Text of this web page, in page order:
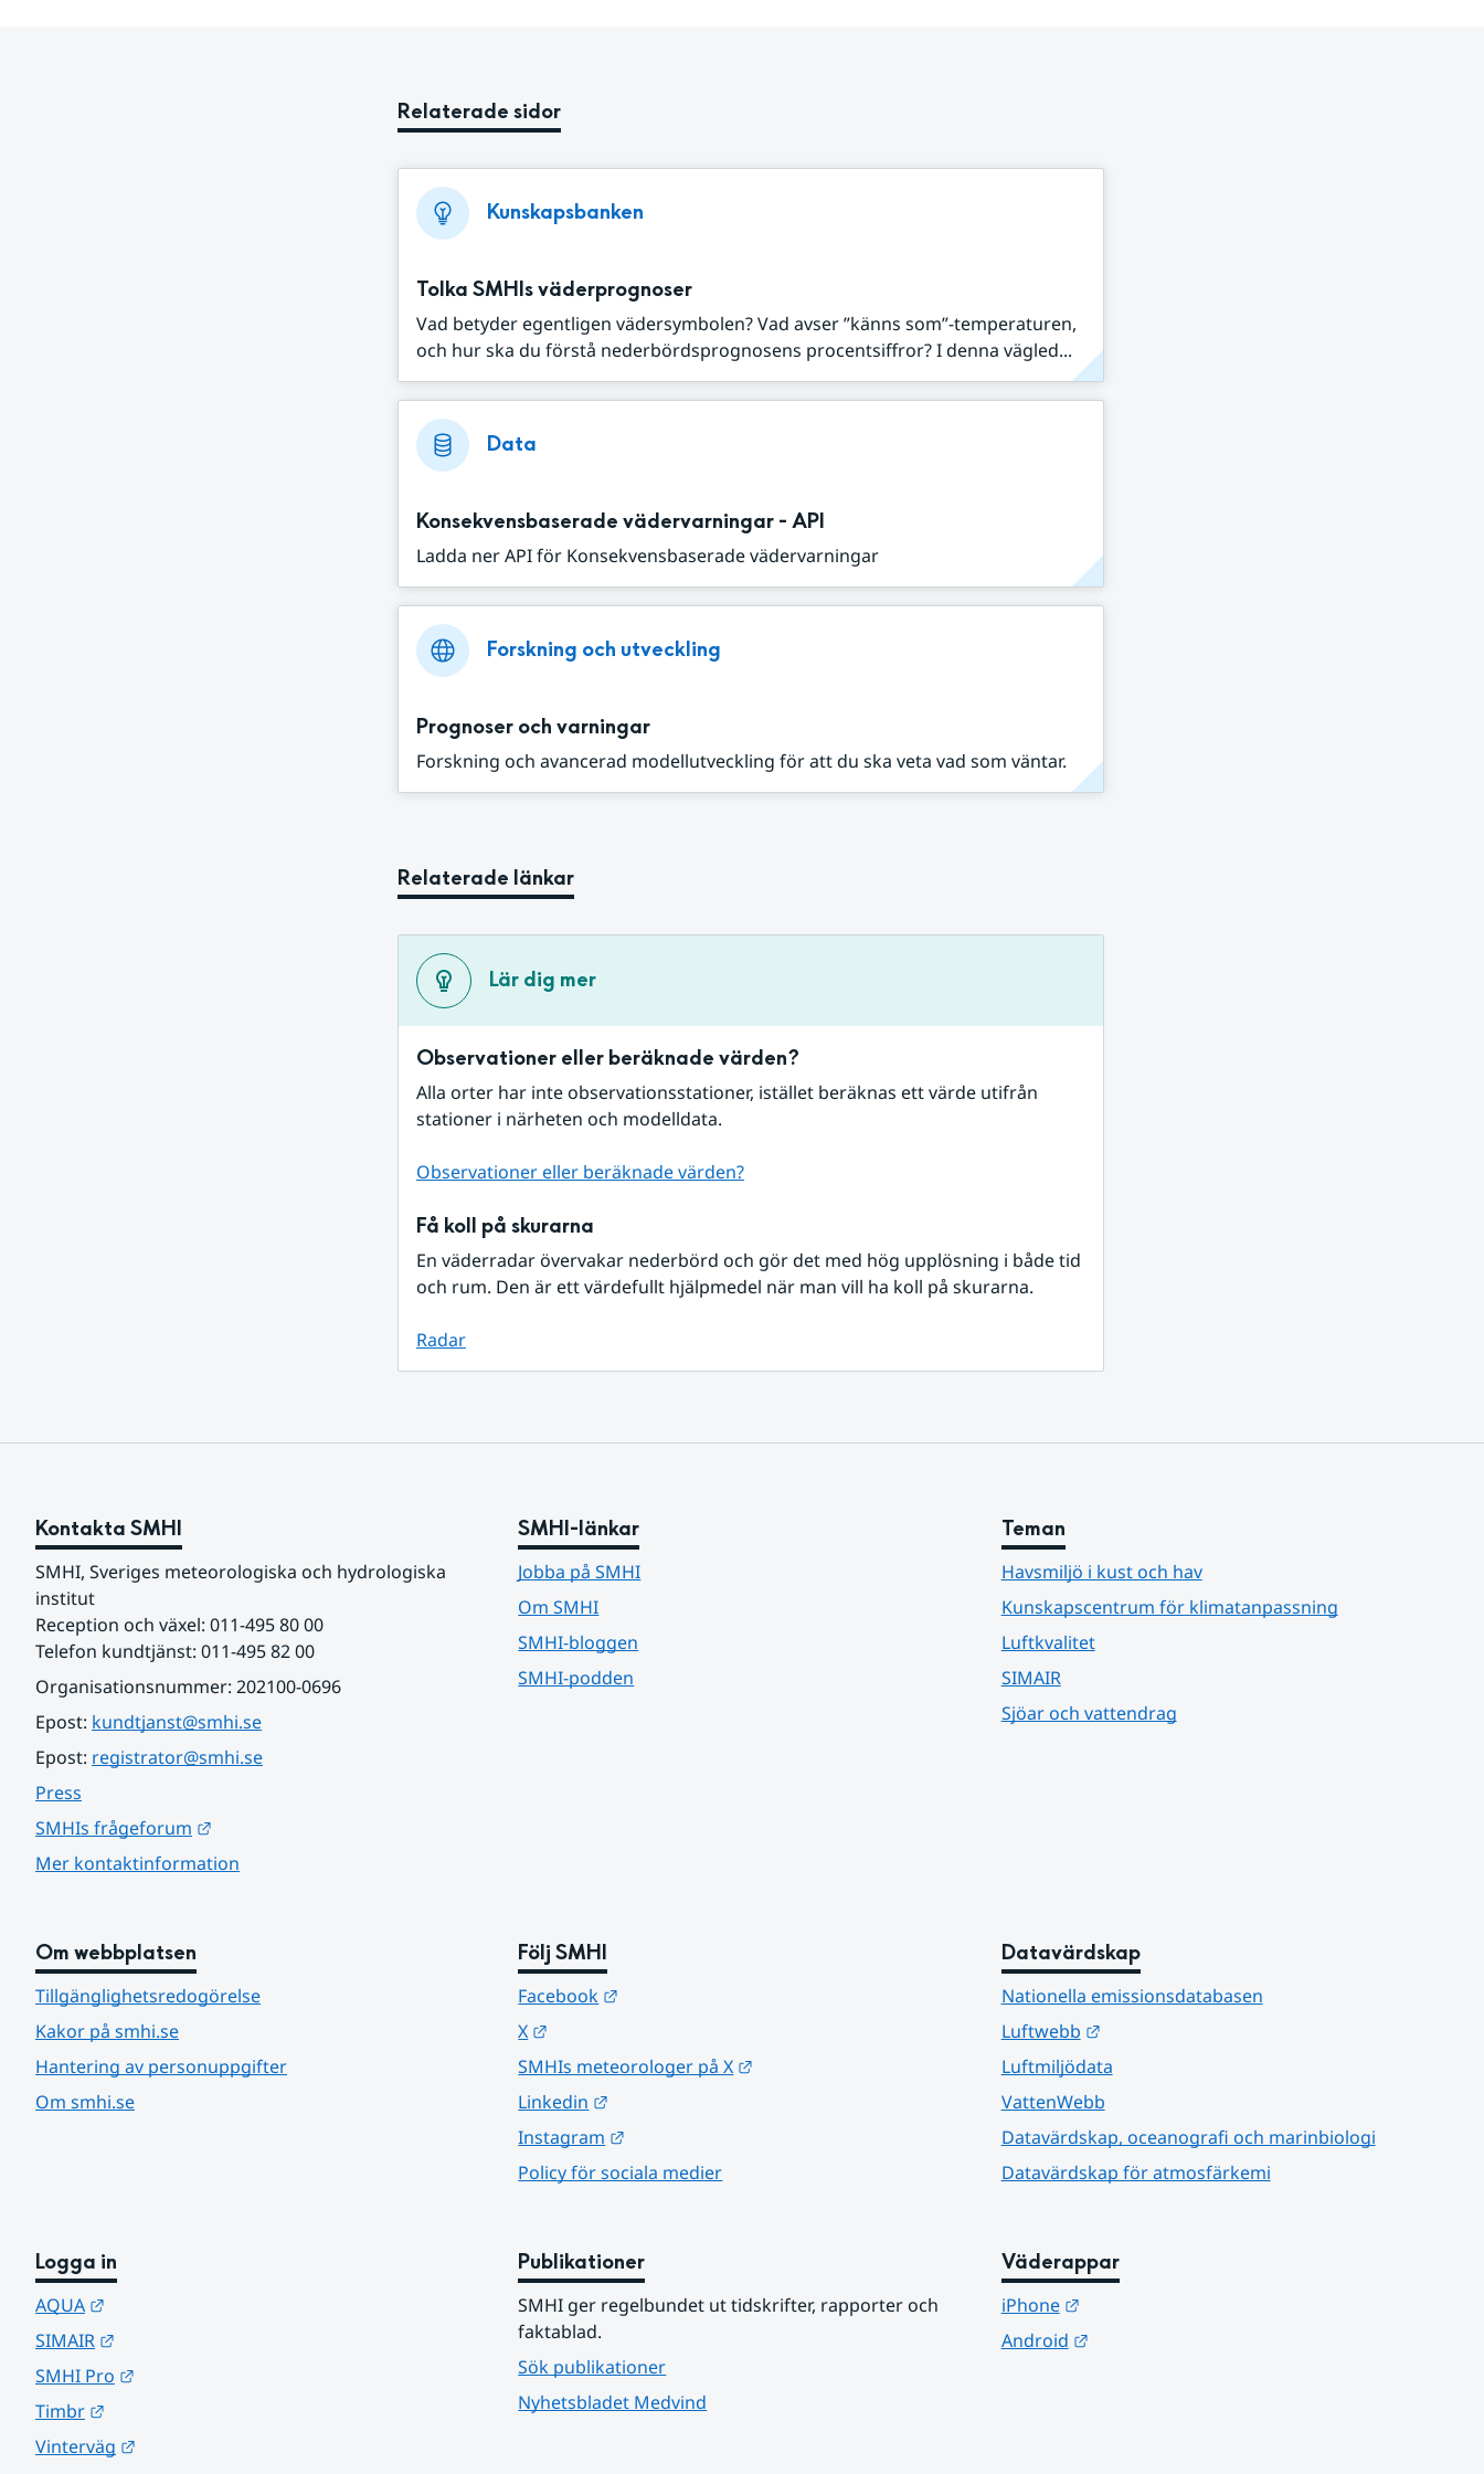
Relaterade sidor
Kunskapsbanken
Tolka SMHIs väderprognoser
Vad betyder egentligen vädersymbolen? Vad avser ”känns som”-temperaturen,
och hur ska du förstå nederbördsprognosens procentsiffror? I denna vägled...
Data
Konsekvensbaserade vädervarningar - API
Ladda ner API för Konsekvensbaserade vädervarningar
Forskning och utveckling
Prognoser och varningar
Forskning och avancerad modellutveckling för att du ska veta vad som väntar.
Relaterade länkar
Lär dig mer
Observationer eller beräknade värden?
Alla orter har inte observationsstationer, istället beräknas ett värde utifrån
stationer i närheten och modelldata.
Observationer eller beräknade värden?
Få koll på skurarna
En väderradar övervakar nederbörd och gör det med hög upplösning i både tid
och rum. Den är ett värdefullt hjälpmedel när man vill ha koll på skurarna.
Radar
Kontakta SMHI
SMHI, Sveriges meteorologiska och hydrologiska
institut
Reception och växel: 011-495 80 00
Telefon kundtjänst: 011-495 82 00
Organisationsnummer: 202100-0696
Epost: kundtjanst@smhi.se
Epost: registrator@smhi.se
Press
SMHIs frågeforum
Mer kontaktinformation
SMHI-länkar
Jobba på SMHI
Om SMHI
SMHI-bloggen
SMHI-podden
Teman
Havsmiljö i kust och hav
Kunskapscentrum för klimatanpassning
Luftkvalitet
SIMAIR
Sjöar och vattendrag
Om webbplatsen
Tillgänglighetsredogörelse
Kakor på smhi.se
Hantering av personuppgifter
Om smhi.se
Följ SMHI
Facebook
X
SMHIs meteorologer på X
Linkedin
Instagram
Policy för sociala medier
Datavärdskap
Nationella emissionsdatabasen
Luftwebb
Länk till annan webbplats.
Luftmiljödata
VattenWebb
Datavärdskap, oceanografi och marinbiologi
Datavärdskap för atmosfärkemi
Logga in
AQUA
SIMAIR
SMHI Pro
Timbr
Vinterväg
Publikationer
SMHI ger regelbundet ut tidskrifter, rapporter och
faktablad.
Sök publikationer
Nyhetsbladet Medvind
Väderappar
iPhone
Länk till annan webbplats.
Android
Länk till annan webbplats.